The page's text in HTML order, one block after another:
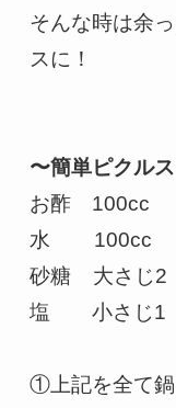
そんな時は余
スに！
〜簡単ピクル
お酢　100cc
水        100cc
砂糖    大さじ2
塩　　小さじ1
①上記を全て鍋